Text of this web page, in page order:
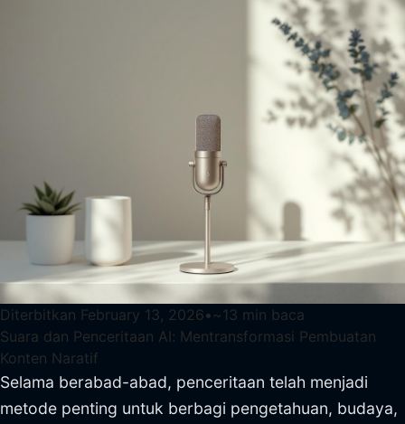
Diterbitkan February 13, 2026• ~13 min baca
Suara dan Penceritaan AI: Mentransformasi Pembuatan
Konten Naratif
Selama berabad-abad, penceritaan telah menjadi
metode penting untuk berbagi pengetahuan, budaya,